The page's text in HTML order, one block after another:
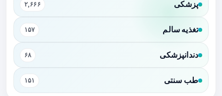
پزشکی ۲,۶۶۶
تغذیه سالم ۱۵۷
دندانپزشکی ۶۸
طب سنتی ۱۵۱